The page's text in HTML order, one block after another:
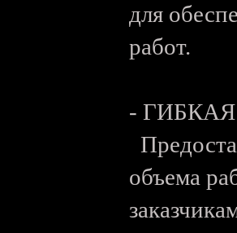
для
работ.
-
объема